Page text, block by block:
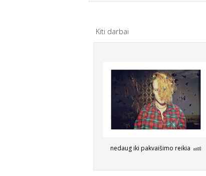
Kiti darbai
nedaug iki pakvaišimo reikia